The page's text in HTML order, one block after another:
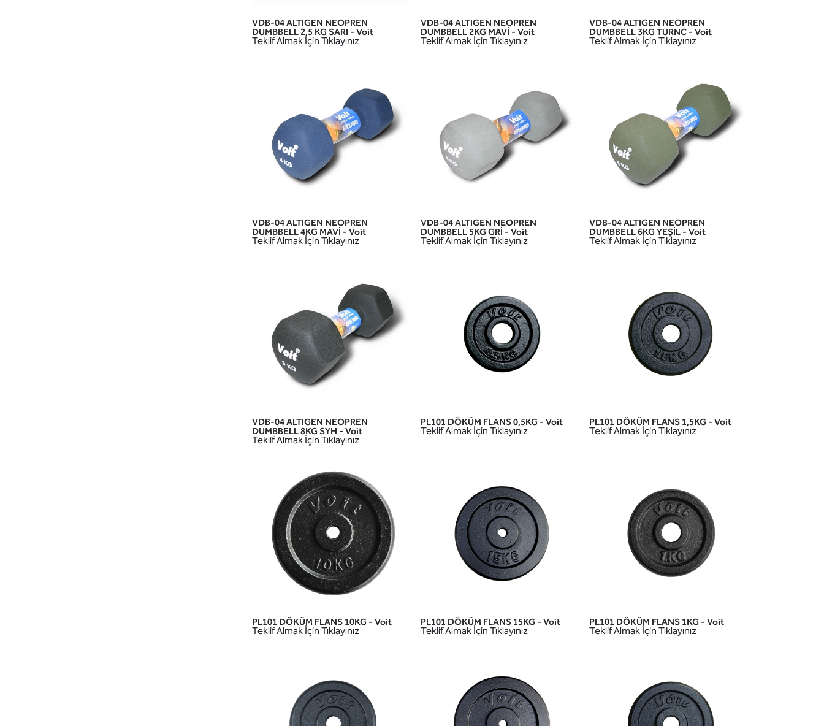
HIZLI GÖRÜNÜM
VDB-04 ALTIGEN NEOPREN
DUMBBELL 2,5 KG SARI - Voit
Teklif Almak İçin Tıklayınız
HIZLI GÖRÜNÜM
VDB-04 ALTIGEN NEOPREN
DUMBBELL 2KG MAVİ - Voit
Teklif Almak İçin Tıklayınız
HIZLI GÖRÜNÜM
VDB-04 ALTIGEN NEOPREN
DUMBBELL 3KG TURNC - Voit
Teklif Almak İçin Tıklayınız
HIZLI GÖRÜNÜM
VDB-04 ALTIGEN NEOPREN
DUMBBELL 4KG MAVİ - Voit
Teklif Almak İçin Tıklayınız
HIZLI GÖRÜNÜM
VDB-04 ALTIGEN NEOPREN
DUMBBELL 5KG GRİ - Voit
Teklif Almak İçin Tıklayınız
HIZLI GÖRÜNÜM
VDB-04 ALTIGEN NEOPREN
DUMBBELL 6KG YEŞİL - Voit
Teklif Almak İçin Tıklayınız
HIZLI GÖRÜNÜM
VDB-04 ALTIGEN NEOPREN
DUMBBELL 8KG SYH - Voit
Teklif Almak İçin Tıklayınız
HIZLI GÖRÜNÜM
PL101 DÖKÜM FLANS 0,5KG - Voit
Teklif Almak İçin Tıklayınız HIZLI GÖRÜNÜM
PL101 DÖKÜM FLANS 1,5KG - Voit
Teklif Almak İçin Tıklayınız
HIZLI GÖRÜNÜM
PL101 DÖKÜM FLANS 10KG - Voit
Teklif Almak İçin Tıklayınız HIZLI GÖRÜNÜM
PL101 DÖKÜM FLANS 15KG - Voit
Teklif Almak İçin Tıklayınız HIZLI GÖRÜNÜM
PL101 DÖKÜM FLANS 1KG - Voit
Teklif Almak İçin Tıklayınız